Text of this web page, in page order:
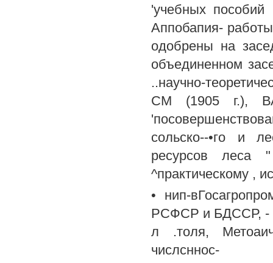
'учебных
Аппобапия-
одобрены на
объединенном
..научно-
СМ (1905 г.),
сольско--•го и
ресурсов леса
^практическому ,
• нип-
РСФСР и БДССР, -
л .толя,
числсннос-